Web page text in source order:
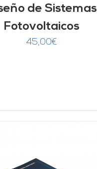
de Sistemas
Fotovoltaicos
45,00€